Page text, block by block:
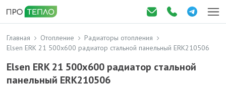
Главная Отопление
Радиаторы отопления
Elsen ERK 21 500x600 радиатор стальной панельный ERK210506
Elsen ERK 21 500x600 радиатор стальной
панельный ERK210506